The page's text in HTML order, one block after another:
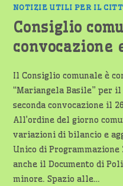
NOTIZIE UTILI PER IL
Consiglio
convocazione
Il Consiglio comunale è
“Mariangela Basile” per
seconda convocazione il
All’ordine del giorno
variazioni di bilancio e
Unico di Programmazione
anche il Documento di
minore. Spazio alle…